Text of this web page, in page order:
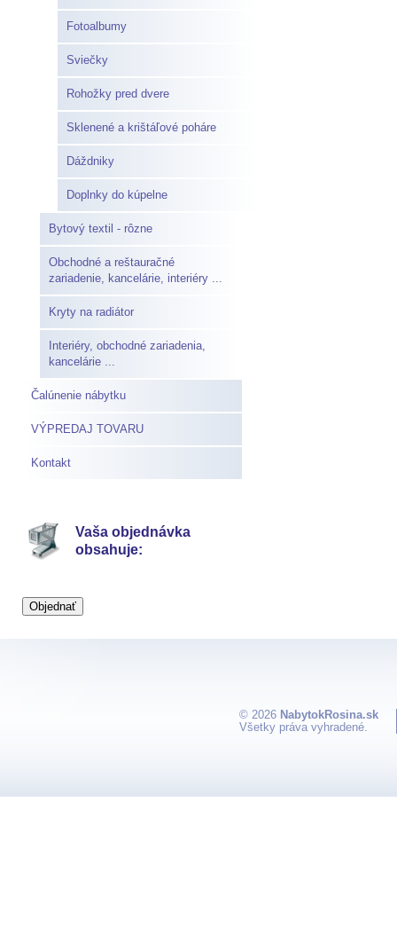
Fotoalbumy
Sviečky
Rohožky pred dvere
Sklenené a krištáľové poháre
Dáždniky
Doplnky do kúpelne
Bytový textil - rôzne
Obchodné a reštauračné
zariadenie, kancelárie, interiéry ...
Kryty na radiátor
Interiéry, obchodné zariadenia,
kancelárie ...
Čalúnenie nábytku
VÝPREDAJ TOVARU
Kontakt
Vaša objednávka
obsahuje:
© 2026 NabytokRosina.sk
Všetky práva vyhradené.